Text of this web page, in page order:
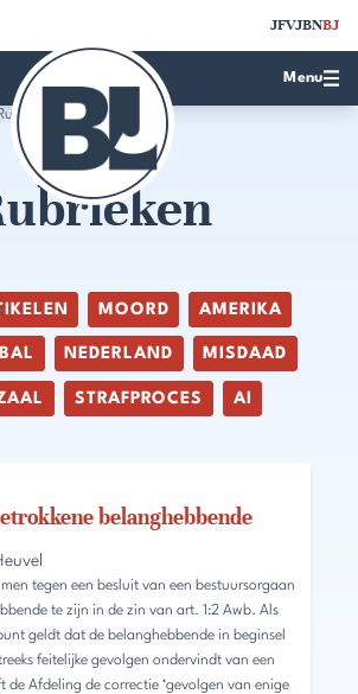
JFVJBNBJ
Menu
MOORD AMERIKA
NEDERLAND MISDAAD
STRAFPROCES AI
belanghebbende
tegen een besluit van een bestuursorgaan
te zijn in de zin van art. 1:2 Awb. Als
geldt dat de belanghebbende in beginsel
feitelijke gevolgen ondervindt van een
de Afdeling de correctie ‘gevolgen van enige